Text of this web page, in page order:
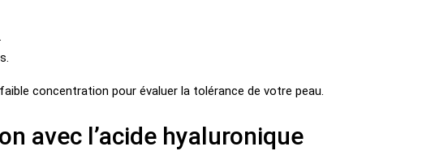
concentration pour évaluer la tolérance de votre peau.
avec l’acide hyaluronique